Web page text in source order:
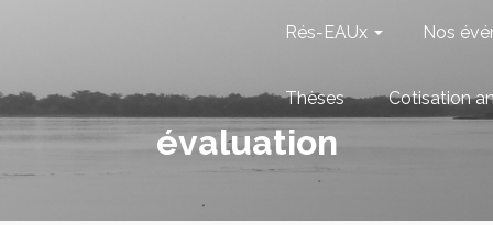
Rés-EAUx Nos
Thèses Cotisation
évaluation